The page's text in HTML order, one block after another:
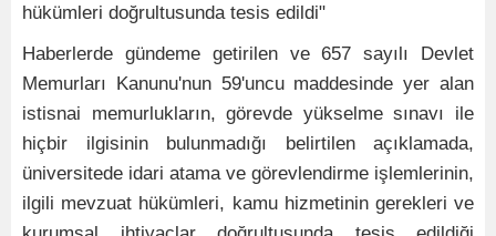
hükümleri doğrultusunda tesis edildi"
Haberlerde gündeme getirilen ve 657 sayılı Devlet
Memurları Kanunu'nun 59'uncu maddesinde yer alan
istisnai memurlukların, görevde yükselme sınavı ile
hiçbir ilgisinin bulunmadığı belirtilen açıklamada,
üniversitede idari atama ve görevlendirme işlemlerinin,
ilgili mevzuat hükümleri, kamu hizmetinin gerekleri ve